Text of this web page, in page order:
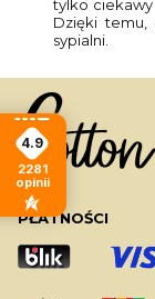
tylko ciekawy
Dzięki temu,
sypialni.
PŁATNOŚCI
4.9
2281
opinii